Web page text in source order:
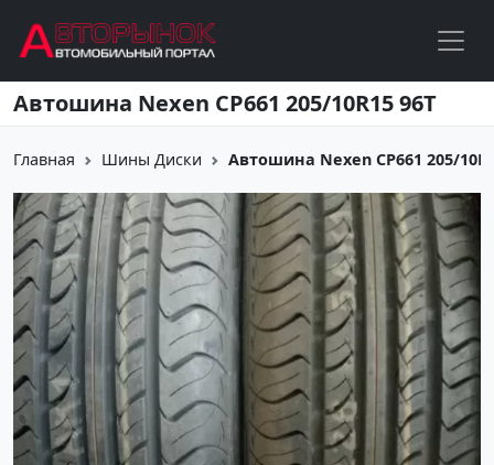
Перейти к основному содержанию
Автошина Nexen CP661 205/10R15 96T
Главная Шины Диски Автошина Nexen CP661 205/